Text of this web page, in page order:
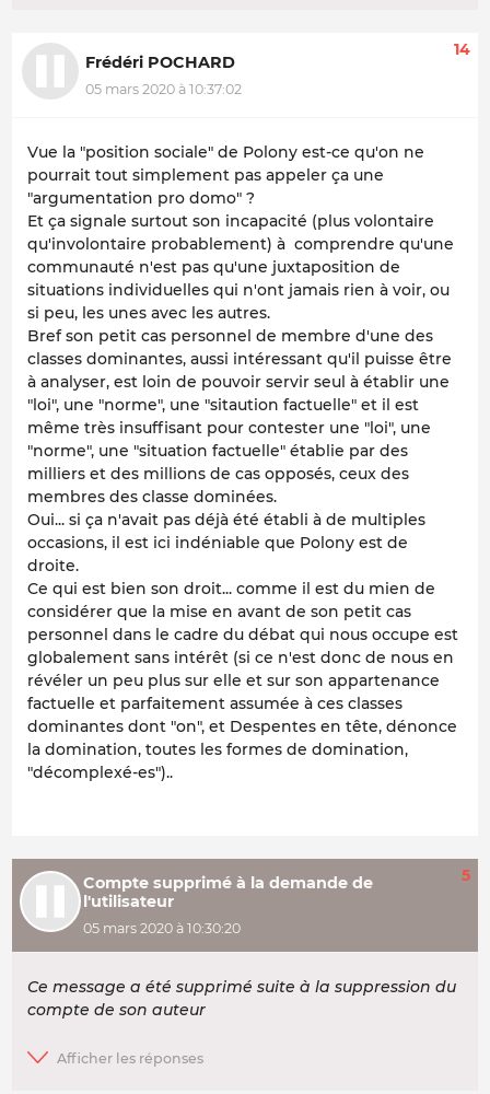
Frédéri POCHARD
05 mars 2020 à 10:37:02
14
Vue la "position sociale" de Polony est-ce qu'on ne
pourrait tout simplement pas appeler ça une
"argumentation pro domo" ?
Et ça signale surtout son incapacité (plus volontaire
qu'involontaire probablement) à comprendre qu'une
communauté n'est pas qu'une juxtaposition de
situations individuelles qui n'ont jamais rien à voir, ou
si peu, les unes avec les autres.
Bref son petit cas personnel de membre d'une des
classes dominantes, aussi intéressant qu'il puisse être
à analyser, est loin de pouvoir servir seul à établir une
"loi", une "norme", une "sitaution factuelle" et il est
même très insuffisant pour contester une "loi", une
"norme", une "situation factuelle" établie par des
milliers et des millions de cas opposés, ceux des
membres des classe dominées.
Oui... si ça n'avait pas déjà été établi à de multiples
occasions, il est ici indéniable que Polony est de
droite.
Ce qui est bien son droit... comme il est du mien de
considérer que la mise en avant de son petit cas
personnel dans le cadre du débat qui nous occupe est
globalement sans intérêt (si ce n'est donc de nous en
révéler un peu plus sur elle et sur son appartenance
factuelle et parfaitement assumée à ces classes
dominantes dont "on", et Despentes en tête, dénonce
la domination, toutes les formes de domination,
"décomplexé-es")..
Compte supprimé à la demande de
l'utilisateur
05 mars 2020 à 10:30:20
5
Ce message a été supprimé suite à la suppression du
compte de son auteur